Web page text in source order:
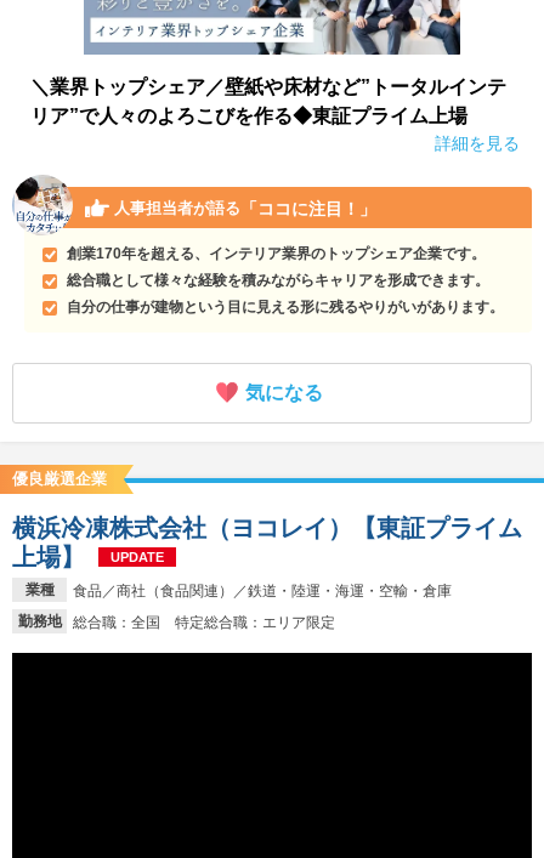
＼業界トップシェア／壁紙や床材など”トータルインテ
リア”で人々のよろこびを作る◆東証プライム上場
詳細を見る
人事担当者が語る 「ココに注目！」
創業170年を超える、インテリア業界のトップシェア企業です。
総合職として様々な経験を積みながらキャリアを形成できます。
自分の仕事が建物という目に見える形に残るやりがいがあります。
気になる
優良厳選企業
業種
食品／商社（食品関連）／鉄道・陸運・海運・空輸・倉庫
勤務地
総合職：全国 特定総合職：エリア限定
横浜冷凍株式会社（ヨコレイ）【東証プライム
上場】
UPDATE